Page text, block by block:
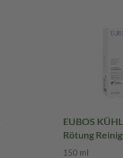
EUBOS
Rötung
Milch
150 ml